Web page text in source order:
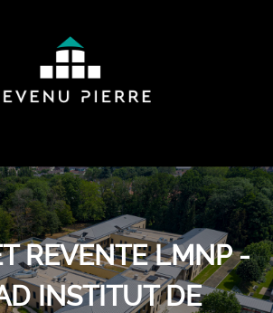
REVENTE LMNP -
INSTITUT DE